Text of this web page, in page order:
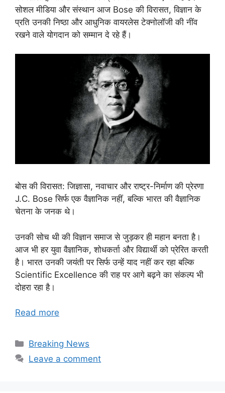
सोशल मीडिया और संस्थान आज Bose की विरासत, विज्ञान के
प्रति उनकी निष्ठा और आधुनिक वायरलेस टेक्नोलॉजी की नींव
रखने वाले योगदान को सम्मान दे रहे हैं।
बोस की विरासत: जिज्ञासा, नवाचार और राष्ट्र-निर्माण की प्रेरणा
J.C. Bose सिर्फ एक वैज्ञानिक नहीं, बल्कि भारत की वैज्ञानिक
चेतना के जनक थे।
उनकी सोच थी की विज्ञान समाज से जुड़कर ही महान बनता है।
आज भी हर युवा वैज्ञानिक, शोधकर्ता और विद्यार्थी को प्रेरित करती
है। भारत उनकी जयंती पर सिर्फ उन्हें याद नहीं कर रहा बल्कि
Scientific Excellence की राह पर आगे बढ़ने का संकल्प भी
दोहरा रहा है।
Read more
Categories
Breaking News
Leave a comment